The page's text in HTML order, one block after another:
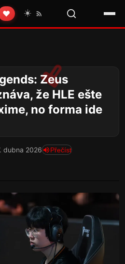
❤️ ☀️
Zeus
že HLE ešte
no forma ide
dubna 2026 Přečíst